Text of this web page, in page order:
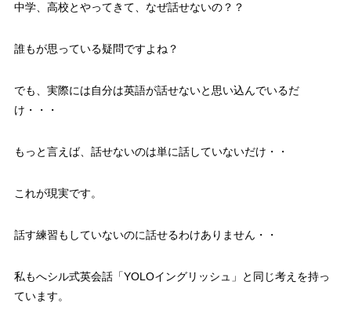
中学、高校とやってきて、なぜ話せないの？？
誰もが思っている疑問ですよね？
でも、実際には自分は英語が話せないと思い込んでいるだ
け・・・
もっと言えば、 話せないのは単に話していないだけ・・
これが現実です。
話す練習もしていないのに話せるわけありません・・
私もへシル式英会話「YOLOイングリッシュ」と同じ考えを持っ
ています。